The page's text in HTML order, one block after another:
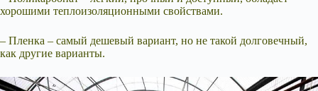
хорошими теплоизоляционными свойствами.
– Пленка – самый дешевый вариант, но не такой долговечный,
как другие варианты.